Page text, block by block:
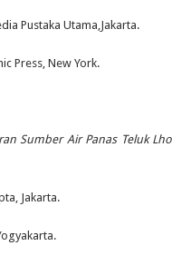
Pustaka Utama,Jakarta.
Press, New York.
Sumber Air Panas Teluk
Jakarta.